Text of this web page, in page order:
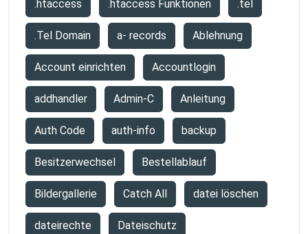
.htaccess .htaccess Funktionen .tel
.Tel Domain a- records Ablehnung
Account einrichten Accountlogin
addhandler Admin-C Anleitung
Auth Code auth-info backup
Besitzerwechsel Bestellablauf
Bildergallerie Catch All datei löschen
dateirechte Dateischutz